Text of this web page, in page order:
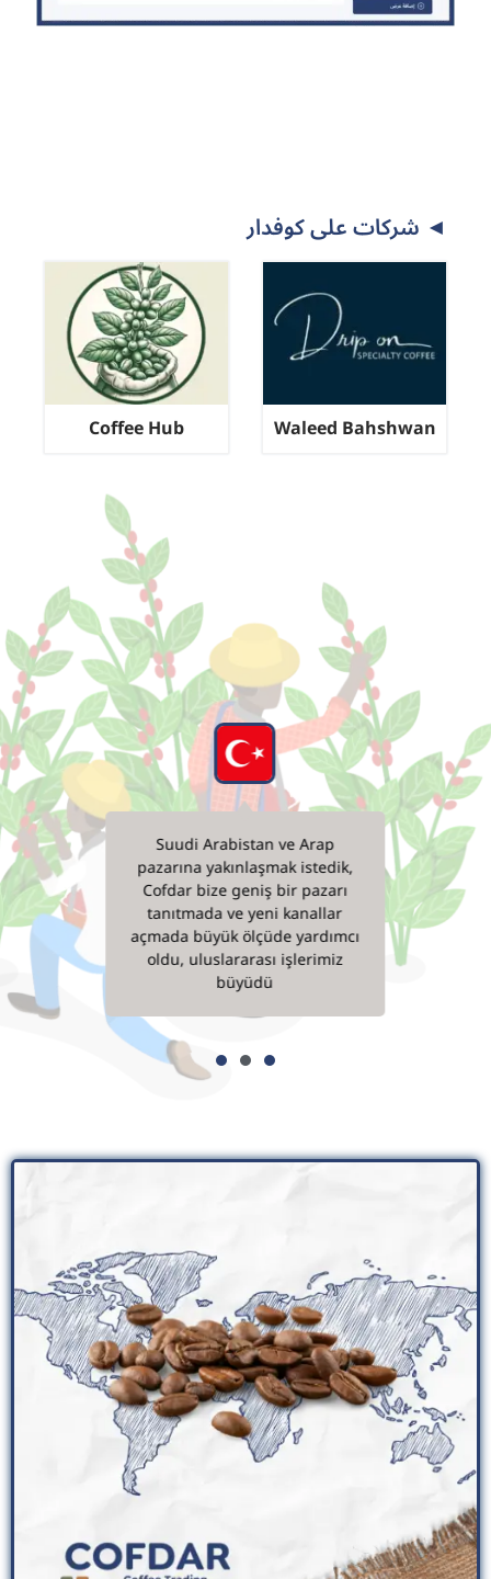
Waleed Bahshwan
Coffee Hub
مما
Suudi Arabistan ve Arap
pazarına yakınlaşmak istedik,
Cofdar bize geniş bir pazarı
tanıtmada ve yeni kanallar
açmada büyük ölçüde yardımcı
oldu, uluslararası işlerimiz
büyüdü
ቡና